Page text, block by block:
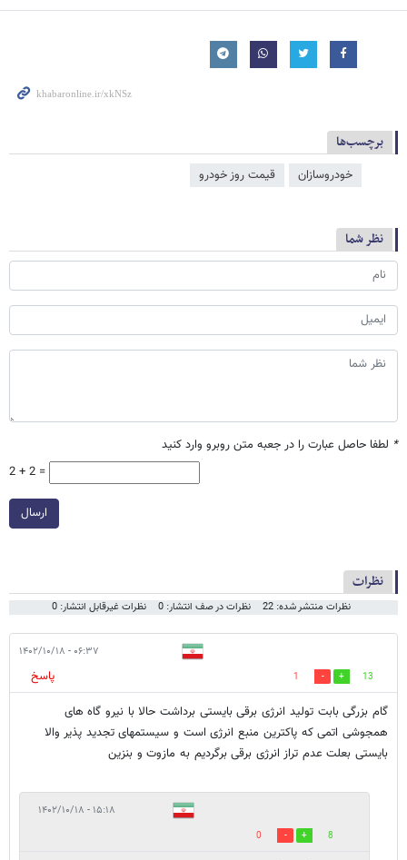
برچسب‌ها
خودروسازان قیمت روز خودرو
نظر شما
* لطفا حاصل عبارت را در جعبه متن روبرو وارد کنید
2 + 2 =
ارسال
نظرات
نظرات منتشر شده: 22 نظرات در صف انتشار: 0 نظرات غیرقابل انتشار: 0
۰۶:۳۷ - ۱۴۰۲/۱۰/۱۸
13
1
پاسخ
گام بزرگی بابت تولید انرژی برقی بایستی برداشت حالا با نیرو گاه های
همجوشی اتمی که پاکترین منبع انرژی است و سیستمهای تجدید پذیر والا
بایستی بعلت عدم تراز انرژی برقی برگردیم به مازوت و بنزین
۱۵:۱۸ - ۱۴۰۲/۱۰/۱۸
8
0